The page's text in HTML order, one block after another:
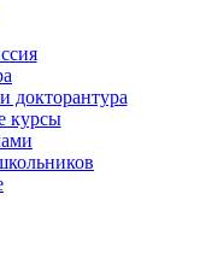
докторантура
курсы